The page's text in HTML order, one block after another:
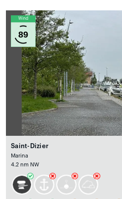
Wind
89
Saint-Dizier
Marina
4.2 nm NW